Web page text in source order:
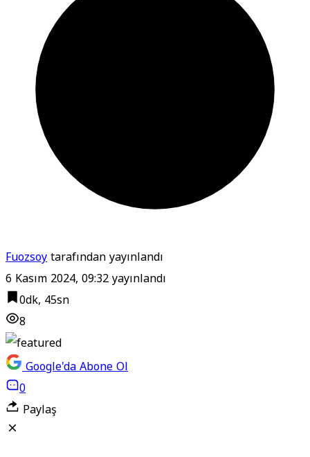
Fuozsoytarafından yayınlandı
6 Kasım 2024, 09:32yayınlandı
0dk, 45sn
8
Google'da Abone Ol
0
Paylaş